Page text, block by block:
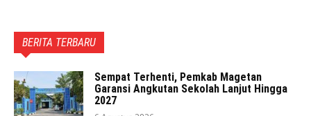
BERITA TERBARU
Sempat Terhenti, Pemkab Magetan
Garansi Angkutan Sekolah Lanjut Hingga
2027